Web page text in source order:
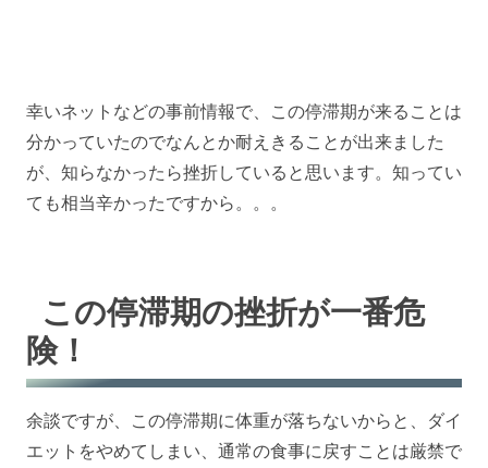
幸いネットなどの事前情報で、この停滞期が来ることは
分かっていたのでなんとか耐えきることが出来ました
が、知らなかったら挫折していると思います。知ってい
ても相当辛かったですから。。。
この停滞期の挫折が一番危
険！
余談ですが、この停滞期に体重が落ちないからと、ダイ
エットをやめてしまい、通常の食事に戻すことは厳禁で